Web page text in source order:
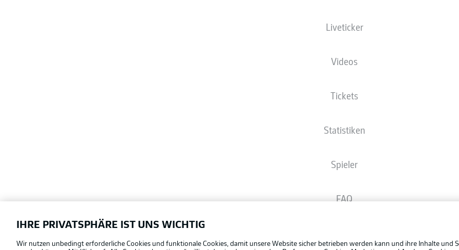
Liveticker
Videos
Tickets
Statistiken
Spieler
FAQ
Die Startaufstellung wird 60 Minuten vor Anpfiff veröffentlicht.
Football as it's meant to be
IHRE PRIVATSPHÄRE IST UNS WICHTIG
Wir nutzen unbedingt erforderliche Cookies und funktionale Cookies, damit unsere Website sicher betrieben werden kann und ihre Inhalte und